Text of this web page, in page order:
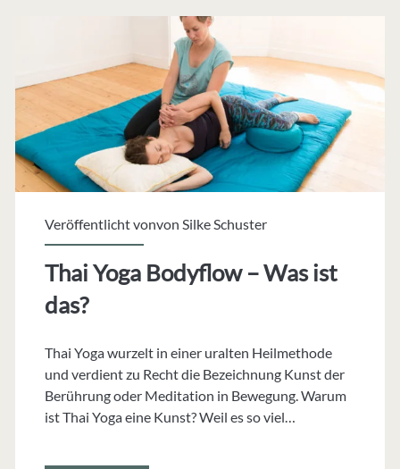
Nachhall
Veröffentlicht vonvon Silke Schuster
Thai Yoga Bodyflow – Was ist
das?
Thai Yoga wurzelt in einer uralten Heilmethode
und verdient zu Recht die Bezeichnung Kunst der
Berührung oder Meditation in Bewegung. Warum
ist Thai Yoga eine Kunst? Weil es so viel…